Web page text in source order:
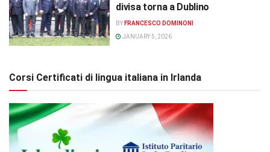
divisa torna a Dublino
BY FRANCESCO DOMINONI
JANUARY 5, 2026
Corsi Certificati di lingua italiana in Irlanda